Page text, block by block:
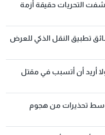
التحريات حقيقة أزمة
تطبيق النقل الذكي للعرض
أريد أن أتسبب في مقتل
وسط تحذيرات من هجوم